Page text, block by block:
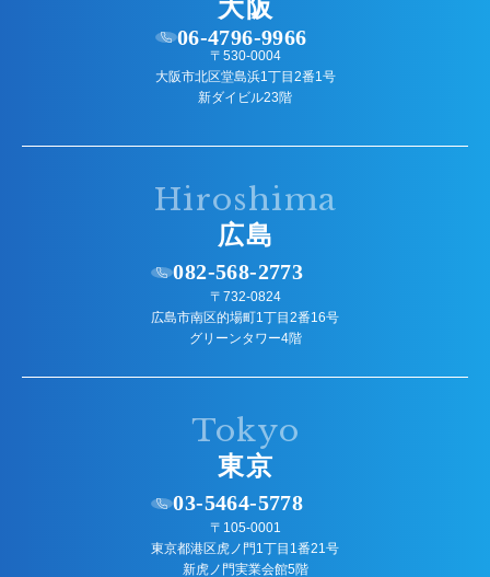
大阪
06-4796-9966
〒530-0004
大阪市北区堂島浜1丁目2番1号
新ダイビル23階
Hiroshima
広島
082-568-2773
〒732-0824
広島市南区的場町1丁目2番16号
グリーンタワー4階
Tokyo
東京
03-5464-5778
〒105-0001
東京都港区虎ノ門1丁目1番21号
新虎ノ門実業会館5階